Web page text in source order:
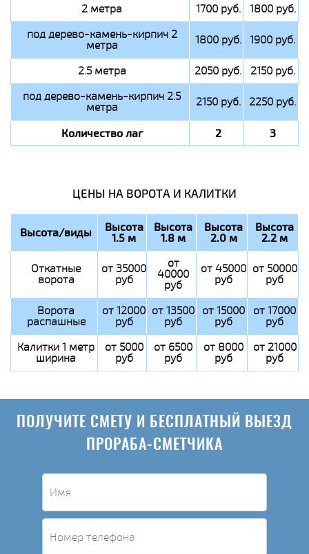
2 метра 1700 руб.
1800 руб.
под дерево-камень-кирпич 2
метра 1800 руб. 1900 руб.
2.5 метра 2050 руб.
2150 руб.
под дерево-камень-кирпич 2.5
метра 2150 руб. 2250 руб.
Количество лаг 2 3
ЦЕНЫ НА ВОРОТА И КАЛИТКИ
Высота/виды Высота
1.5 м
Высота
1.8 м
Высота
2.0 м
Высота
2.2 м
Откатные
ворота
от 35000
руб
от
40000
руб
от 45000
руб
от 50000
руб
Ворота
распашные
от 12000
руб
от 13500
руб
от 15000
руб
от 17000
руб
Калитки 1 метр
ширина
от 5000
руб
от 6500
руб
от 8000
руб
от 21000
руб
ПОЛУЧИТЕ СМЕТУ И БЕСПЛАТНЫЙ ВЫЕЗД
ПРОРАБА-СМЕТЧИКА